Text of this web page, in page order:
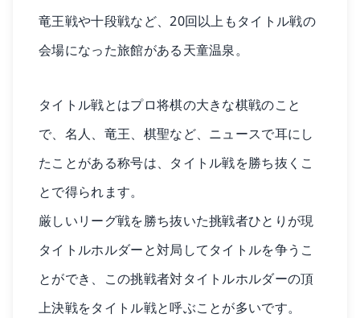
竜王戦や十段戦など、20回以上もタイトル戦の
会場になった旅館がある天童温泉。
タイトル戦とはプロ将棋の大きな棋戦のこと
で、名人、竜王、棋聖など、ニュースで耳にし
たことがある称号は、タイトル戦を勝ち抜くこ
とで得られます。
厳しいリーグ戦を勝ち抜いた挑戦者ひとりが現
タイトルホルダーと対局してタイトルを争うこ
とができ、この挑戦者対タイトルホルダーの頂
上決戦をタイトル戦と呼ぶことが多いです。